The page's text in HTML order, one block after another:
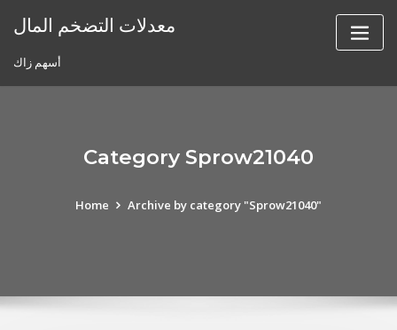
معدلات التضخم المال
أسهم زاك
Category Sprow21040
Home Archive by category "Sprow21040"